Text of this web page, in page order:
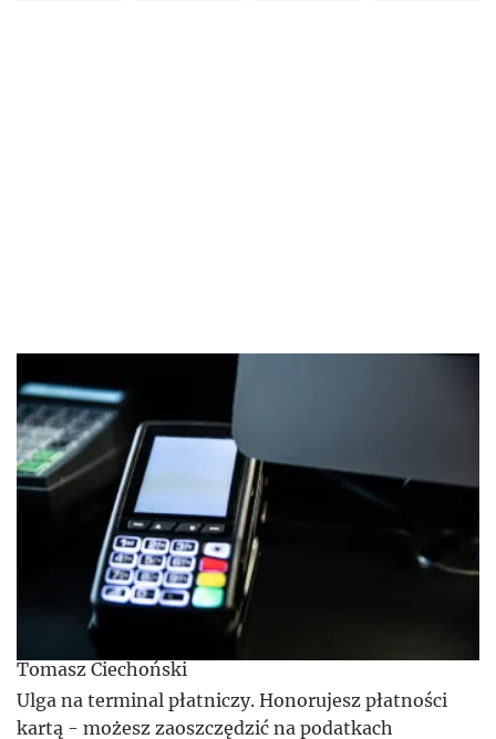
Tomasz Ciechoński
Ulga na terminal płatniczy. Honorujesz płatności
kartą - możesz zaoszczędzić na podatkach